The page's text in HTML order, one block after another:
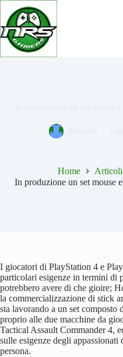
Salta
contenuto
Home Articoli
In produzione un set mouse
I giocatori di PlayStation 4 e
particolari esigenze in termini di
potrebbero avere di che gioire;
la commercializzazione di stick
sta lavorando a un set composto
proprio alle due macchine da
Tactical Assault Commander 4,
sulle esigenze degli appassionati
persona.